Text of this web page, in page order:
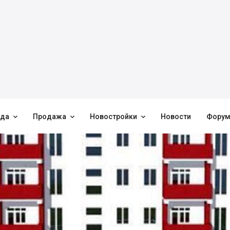
 Продажа  Новостройки  Новости Форум